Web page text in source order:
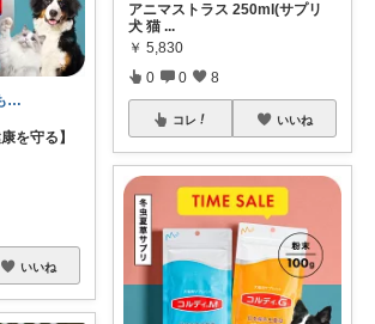
ころまる🐕🐈もふもふ愛好家💓
を守る】
いいね
アニマストラス 250ml(サプリ
犬 猫 ...
￥ 5,830
0 0 8
コレ いいね